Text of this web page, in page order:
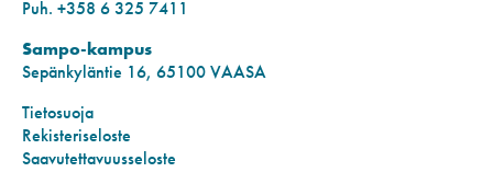
Puh. +358 6 325 7411
Sampo-kampus
Sepänkyläntie 16, 65100 VAASA
Tietosuoja
Rekisteriseloste
Saavutettavuusseloste